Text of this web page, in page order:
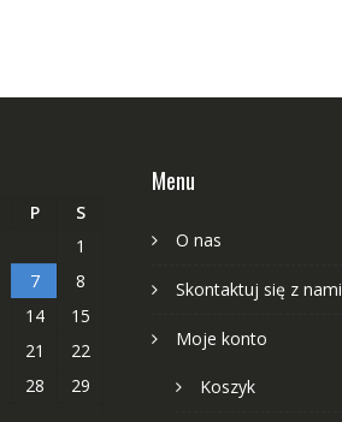
P
S
1
7
8
14
15
21
22
28
29
Menu
O nas
Skontaktuj się z nami
Moje konto
Koszyk